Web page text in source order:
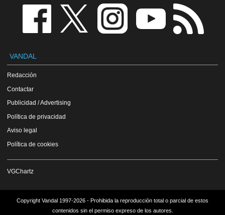
VANDAL
Redacción
Contactar
Publicidad / Advertising
Política de privacidad
Aviso legal
Política de cookies
VGChartz
Copyright Vandal 1997-2026 - Prohibida la reproducción total o parcial de estos
contenidos sin el permiso expreso de los autores.